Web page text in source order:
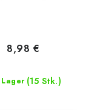
(15 Stk.)
8,98 €